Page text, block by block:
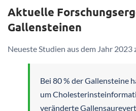
Aktuelle
Gallensteinen
Neueste Studien aus dem Jahr 2023
Bei 80 % der Gallensteine
um
veränderte